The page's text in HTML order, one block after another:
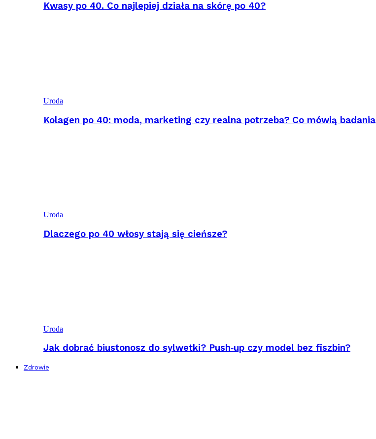
Kwasy po 40. Co najlepiej działa na skórę po 40?
Uroda
Kolagen po 40: moda, marketing czy realna potrzeba? Co mówią badania
Uroda
Dlaczego po 40 włosy stają się cieńsze?
Uroda
Jak dobrać biustonosz do sylwetki? Push‑up czy model bez fiszbin?
Zdrowie